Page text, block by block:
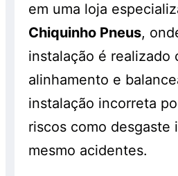
em uma loja
Chiquinho Pneus,
instalação é realizado
alinhamento e
instalação incorreta
riscos como desgaste
mesmo acidentes.